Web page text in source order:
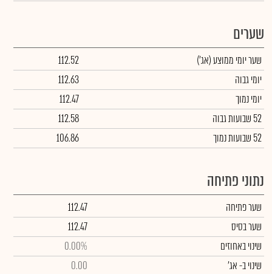
שערים
שער יומי ממוצע(אג')
112.52
יומי גבוה
112.63
יומי נמוך
112.47
52 שבועות גבוה
112.58
52 שבועות נמוך
106.86
נתוני פתיחה
שער פתיחה
112.47
שער בסיס
112.47
שינוי באחוזים
0.00%
שינויב- אג'
0.00